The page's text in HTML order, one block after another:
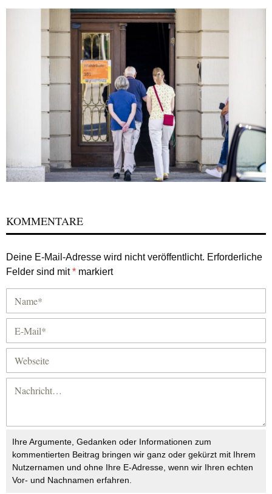
KOMMENTARE
Deine E-Mail-Adresse wird nicht veröffentlicht. Erforderliche
Felder sind mit* markiert
Ihre Argumente, Gedanken oder Informationen zum
kommentierten Beitrag bringen wir ganz oder gekürzt mit Ihrem
Nutzernamen und ohne Ihre E-Adresse, wenn wir Ihren echten
Vor- und Nachnamen erfahren.